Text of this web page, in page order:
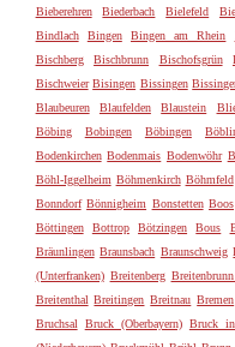
Bieberehren
Biederbach Bielefeld
Bindlach
Bingen Bingen am Rhein
Bischberg
Bischbrunn Bischofsgrün
Bischweier Bisingen Bissingen
Blaubeuren
Blaufelden Blaustein
Böbing
Bobingen Böbingen
Bodenkirchen Bodenmais Bodenwöhr
Böhl-Iggelheim Böhmenkirch Böhmfeld
Bonndorf Bönnigheim Bonstetten Boos
Böttingen
Bottrop Bötzingen Bous
Bräunlingen Braunsbach Braunschweig
(Unterfranken) Breitenberg
Breitenthal Breitingen Breitnau Bremen
Bruchsal
Bruck (Oberbayern) Bruck